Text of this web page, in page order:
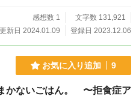
感想数 1
文字数 131,921
新日 2024.01.09
登録日 2023.12.06
お気に入り追加 9
かないごはん。 〜拒食症ア